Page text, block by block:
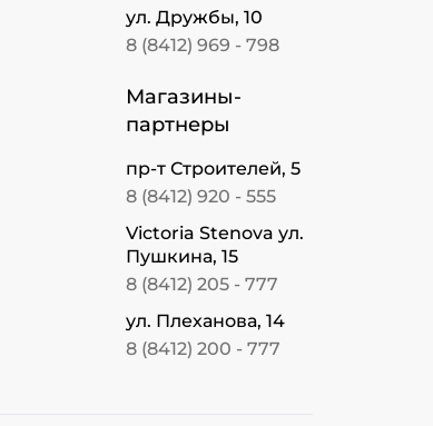
ул. Дружбы, 10
8 (8412) 969 - 798
Магазины-
партнеры
пр-т Строителей, 5
8 (8412) 920 - 555
Victoria Stenova ул.
Пушкина, 15
8 (8412) 205 - 777
ул. Плеханова, 14
8 (8412) 200 - 777